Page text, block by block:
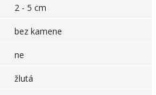
2 - 5 cm
bez kamene
ne
žlutá